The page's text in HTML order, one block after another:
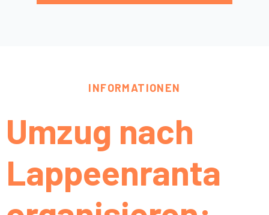
INFORMATIONEN
Umzug nach
Lappeenranta